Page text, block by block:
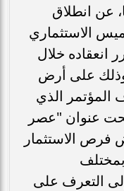
عن انطلاق
الاستثماري
انعقاده خلال
12 سبتمبر وذلك على أرض
المؤتمر الذي
عنوان "عصر
الاستثمار
إلى التعرف على